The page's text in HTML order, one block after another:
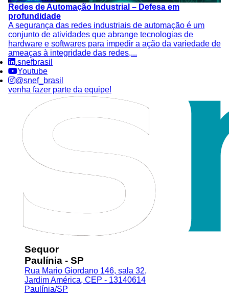
Redes de Automação Industrial – Defesa em
profundidade
A segurança das redes industriais de automação é um
conjunto de atividades que abrange tecnologias de
hardware e softwares para impedir a ação da variedade de
ameaças à integridade das redes,...
.snefbrasil
Youtube
@snef_brasil
venha fazer parte da equipe!
Sequor
Paulínia - SP
Rua Mario Giordano 146, sala 32,
Jardim América, CEP - 13140614
Paulínia/SP